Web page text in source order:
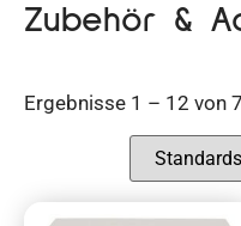
Zubehör &
Ergebnisse 1 – 12 von